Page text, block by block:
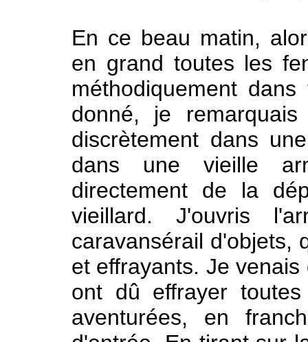
En ce beau matin,
en grand toutes les
méthodiquement
donné, je
discrètement dans
dans une vieille
directement de la
vieillard. J'ouvris
caravansérail d'objets,
et effrayants. Je
ont dû effrayer
aventurées, en